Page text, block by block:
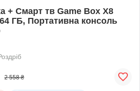
+ Смарт тв Game Box X8
ГБ, Портативна консоль
2 558 ₴